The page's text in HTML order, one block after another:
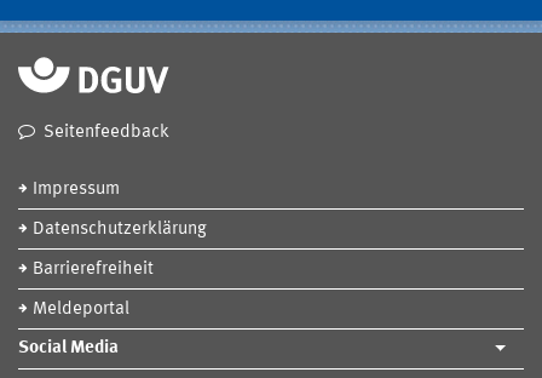
Seitenfeedback
Impressum
Datenschutzerklärung
Barrierefreiheit
Meldeportal
Social Media